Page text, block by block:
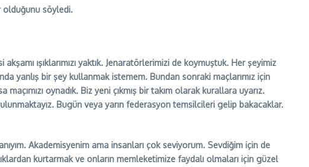
olduğunu söyledi.
ışıklarımızı yaktık. Jenaratörlerimizi de koymuştuk. Her şeyimiz
yanlış bir şey kullanmak istemem. Bundan sonraki maçlarımız için
oynadık. Biz yeni çıkmış bir takım olarak kurallara uyarız.
Bugün veya yarın federasyon temsilcileri gelip bakacaklar.
Akademisyenim ama insanları çok seviyorum. Sevdiğim için de
kurtarmak ve onların memleketimize faydalı olmaları için güzel